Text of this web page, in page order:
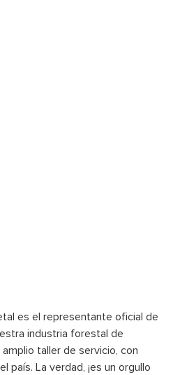
es el representante oficial de
industria forestal de
taller de servicio, con
país. La verdad, ¡es un orgullo